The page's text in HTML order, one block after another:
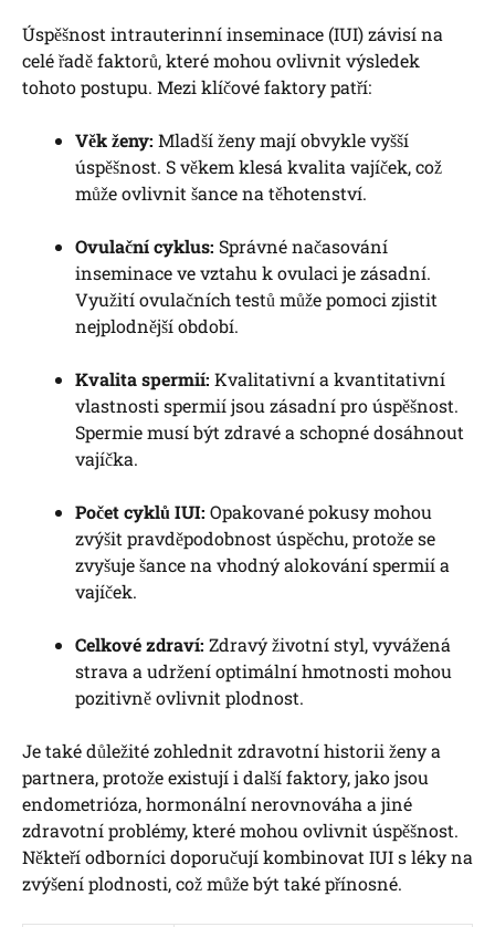
Úspěšnost intrauterinní inseminace (IUI) závisí na
celé řadě faktorů, které mohou ovlivnit výsledek
tohoto postupu. Mezi klíčové faktory‌ patří:
Věk ženy: Mladší ženy ⁣mají obvykle vyšší​
úspěšnost. S věkem klesá kvalita vajíček, což
může ovlivnit⁢ šance⁤ na těhotenství.
Ovulační‍ cyklus: Správné načasování
inseminace ve vztahu k​ ovulaci je zásadní.
Využití ovulačních ‌testů‍ může pomoci​ zjistit
nejplodnější období.
Kvalita ⁢spermií: Kvalitativní a kvantitativní
⁤vlastnosti spermií jsou zásadní pro úspěšnost.⁢
Spermie⁢ musí být zdravé a​ schopné dosáhnout
vajíčka.
Počet cyklů IUI: Opakované pokusy ⁤mohou
zvýšit pravděpodobnost úspěchu, protože ⁢se
⁣zvyšuje šance na vhodný alokování spermií a
vajíček.
Celkové⁣ zdraví: Zdravý⁤ životní styl, vyvážená
strava a udržení‍ optimální ‍hmotnosti mohou
⁤pozitivně ovlivnit plodnost.
Je ‌také důležité ​zohlednit⁢ zdravotní historii ženy a​
partnera, protože existují ⁣i další faktory, ⁤jako jsou
endometrióza, hormonální nerovnováha a jiné
zdravotní problémy, které mohou ⁣ovlivnit úspěšnost.
‌Někteří ‌odborníci doporučují ​kombinovat‍ IUI s léky na
zvýšení plodnosti, což ⁣může být také⁢ přínosné.